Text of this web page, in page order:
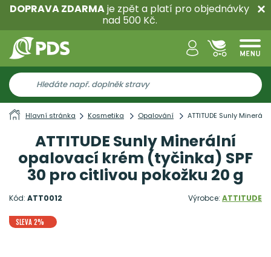
DOPRAVA ZDARMAje zpět a platí pro objednávky
nad 500 Kč.
Hlavní stránka Kosmetika Opalování ATTITUDE Sunly
ATTITUDE Sunly Minerální
opalovací krém (tyčinka) SPF
30 pro citlivou pokožku 20 g
Kód: ATT0012 Výrobce: ATTITUDE
SLEVA 2%